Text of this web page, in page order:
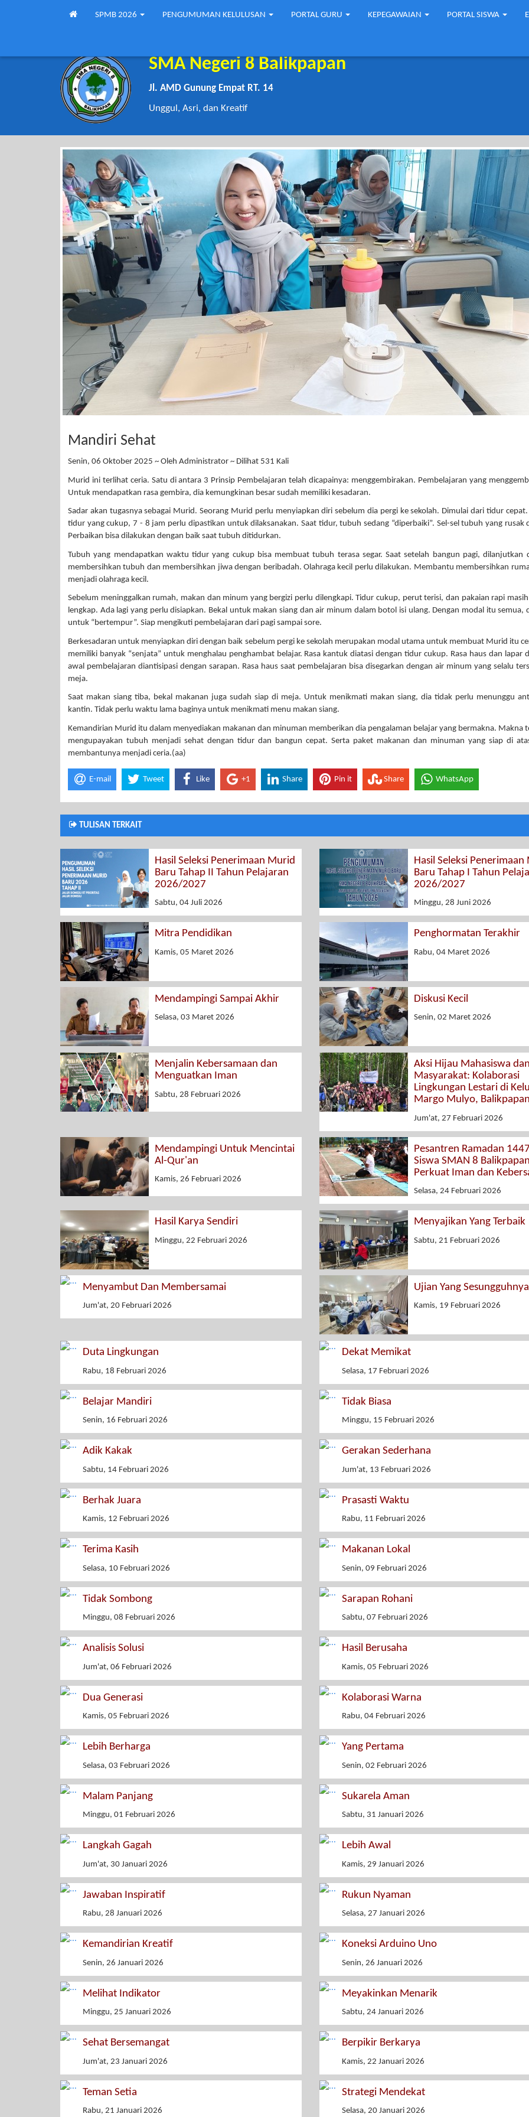
SPMB 2026 PENGUMUMAN KELULUSAN PORTAL GURU KEPEGAWAIAN PORTAL SISWA
SMA Negeri 8 Balikpapan
Jl. AMD Gunung Empat RT. 14
Unggul, Asri, dan Kreatif
Mandiri Sehat
Senin, 06 Oktober 2025 ~ Oleh Administrator ~ Dilihat 531 Kali
Murid ini terlihat ceria. Satu di antara 3 Prinsip Pembelajaran telah dicapainya: menggembirakan. Pembelajaran yang
Untuk mendapatkan rasa gembira, dia kemungkinan besar sudah memiliki kesadaran.
Sadar akan tugasnya sebagai Murid. Seorang Murid perlu menyiapkan diri sebelum dia pergi ke sekolah. Dimulai dari tidur
tidur yang cukup, 7 - 8 jam perlu dipastikan untuk dilaksanakan. Saat tidur, tubuh sedang “diperbaiki”. Sel-sel tubuh yang rusak
Perbaikan bisa dilakukan dengan baik saat tubuh ditidurkan.
Tubuh yang mendapatkan waktu tidur yang cukup bisa membuat tubuh terasa segar. Saat setelah bangun pagi, dilanjutkan
membersihkan tubuh dan membersihkan jiwa dengan beribadah. Olahraga kecil perlu dilakukan. Membantu membersihkan
menjadi olahraga kecil.
Sebelum meninggalkan rumah, makan dan minum yang bergizi perlu dilengkapi. Tidur cukup, perut terisi, dan pakaian rapi
lengkap. Ada lagi yang perlu disiapkan. Bekal untuk makan siang dan air minum dalam botol isi ulang. Dengan modal itu semua,
untuk “bertempur”. Siap mengikuti pembelajaran dari pagi sampai sore.
Berkesadaran untuk menyiapkan diri dengan baik sebelum pergi ke sekolah merupakan modal utama untuk membuat Murid itu
memiliki banyak “senjata” untuk menghalau penghambat belajar. Rasa kantuk diatasi dengan tidur cukup. Rasa haus dan lapar
awal pembelajaran diantisipasi dengan sarapan. Rasa haus saat pembelajaran bisa disegarkan dengan air minum yang selalu
meja.
Saat makan siang tiba, bekal makanan juga sudah siap di meja. Untuk menikmati makan siang, dia tidak perlu menunggu
kantin. Tidak perlu waktu lama baginya untuk menikmati menu makan siang.
Kemandirian Murid itu dalam menyediakan makanan dan minuman memberikan dia pengalaman belajar yang bermakna. Makna
mengupayakan tubuh menjadi sehat dengan tidur dan bangun cepat. Serta paket makanan dan minuman yang siap di
membantunya menjadi ceria.(aa)
E-mail Tweet Like +1 Share Pin it Share WhatsApp
TULISAN TERKAIT
Hasil Seleksi Penerimaan Murid
Baru Tahap II Tahun Pelajaran
2026/2027
Sabtu, 04 Juli 2026
Hasil Seleksi Penerimaan
Baru Tahap I Tahun
2026/2027
Minggu, 28 Juni 2026
Mitra Pendidikan
Kamis, 05 Maret 2026
Penghormatan Terakhir
Rabu, 04 Maret 2026
Mendampingi Sampai Akhir
Selasa, 03 Maret 2026
Diskusi Kecil
Senin, 02 Maret 2026
Menjalin Kebersamaan dan
Menguatkan Iman
Sabtu, 28 Februari 2026
Aksi Hijau Mahasiswa dan
Masyarakat: Kolaborasi
Lingkungan Lestari di
Margo Mulyo, Balikpapan
Jum'at, 27 Februari 2026
Mendampingi Untuk Mencintai
Al-Qur'an
Kamis, 26 Februari 2026
Pesantren Ramadan
Siswa SMAN 8 Balikpapan
Perkuat Iman dan
Selasa, 24 Februari 2026
Hasil Karya Sendiri
Minggu, 22 Februari 2026
Menyajikan Yang Terbaik
Sabtu, 21 Februari 2026
Menyambut Dan Membersamai
Jum'at, 20 Februari 2026
Ujian Yang Sesungguhnya
Kamis, 19 Februari 2026
Duta Lingkungan
Rabu, 18 Februari 2026
Dekat Memikat
Selasa, 17 Februari 2026
Belajar Mandiri
Senin, 16 Februari 2026
Tidak Biasa
Minggu, 15 Februari 2026
Adik Kakak
Sabtu, 14 Februari 2026
Gerakan Sederhana
Jum'at, 13 Februari 2026
Berhak Juara
Kamis, 12 Februari 2026
Prasasti Waktu
Rabu, 11 Februari 2026
Terima Kasih
Selasa, 10 Februari 2026
Makanan Lokal
Senin, 09 Februari 2026
Tidak Sombong
Minggu, 08 Februari 2026
Sarapan Rohani
Sabtu, 07 Februari 2026
Analisis Solusi
Jum'at, 06 Februari 2026
Hasil Berusaha
Kamis, 05 Februari 2026
Dua Generasi
Kamis, 05 Februari 2026
Kolaborasi Warna
Rabu, 04 Februari 2026
Lebih Berharga
Selasa, 03 Februari 2026
Yang Pertama
Senin, 02 Februari 2026
Malam Panjang
Minggu, 01 Februari 2026
Sukarela Aman
Sabtu, 31 Januari 2026
Langkah Gagah
Jum'at, 30 Januari 2026
Lebih Awal
Kamis, 29 Januari 2026
Jawaban Inspiratif
Rabu, 28 Januari 2026
Rukun Nyaman
Selasa, 27 Januari 2026
Kemandirian Kreatif
Senin, 26 Januari 2026
Koneksi Arduino Uno
Senin, 26 Januari 2026
Melihat Indikator
Minggu, 25 Januari 2026
Meyakinkan Menarik
Sabtu, 24 Januari 2026
Sehat Bersemangat
Jum'at, 23 Januari 2026
Berpikir Berkarya
Kamis, 22 Januari 2026
Teman Setia
Rabu, 21 Januari 2026
Strategi Mendekat
Selasa, 20 Januari 2026